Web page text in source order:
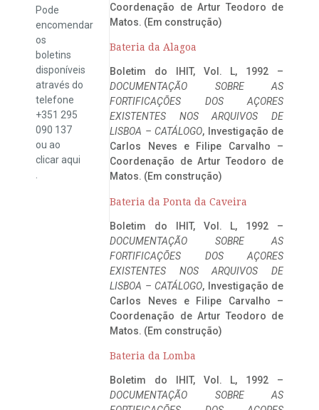
Pode
encomendar
os
boletins
disponíveis
através do
telefone
+351 295
090 137
ou ao
clicaraqui
Coordenação de Artur Teodoro de
Matos. (Em construção)
Bateria da Alagoa
Boletim do IHIT, Vol. L, 1992 –
DOCUMENTAÇÃO SOBRE AS
FORTIFICAÇÕES DOS AÇORES
EXISTENTES NOS ARQUIVOS DE
LISBOA – CATÁLOGO, Investigação de
Carlos Neves e Filipe Carvalho –
Coordenação de Artur Teodoro de
Matos. (Em construção)
Bateria da Ponta da Caveira
Boletim do IHIT, Vol. L, 1992 –
DOCUMENTAÇÃO SOBRE AS
FORTIFICAÇÕES DOS AÇORES
EXISTENTES NOS ARQUIVOS DE
LISBOA – CATÁLOGO, Investigação de
Carlos Neves e Filipe Carvalho –
Coordenação de Artur Teodoro de
Matos. (Em construção)
Bateria da Lomba
Boletim do IHIT, Vol. L, 1992 –
DOCUMENTAÇÃO SOBRE AS